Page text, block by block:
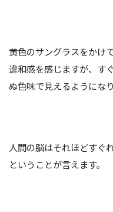
黄色のサングラスをかけ
違和感を感じますが、す
ぬ色味で見えるようになり
人間の脳はそれほどすぐ
ということが言えます。